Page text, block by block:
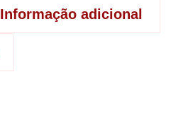
Informação adicional